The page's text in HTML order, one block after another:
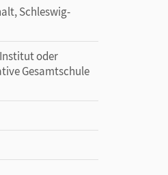
Schleswig-
Institut oder
Gesamtschule